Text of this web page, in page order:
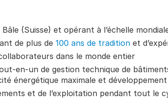
(Suisse) et opérant à l’échelle
de plus de 100 ans de tradition et
dans le monde entier
en-un de gestion technique de
énergétique maximale et
et de l’exploitation pendant tout le